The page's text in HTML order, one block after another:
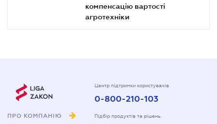
компенсацію вартості
агротехніки
ПРО КОМПАНІЮ
Центр підтримки користувачів
0-800-210-103
Підбір продуктів та рішень